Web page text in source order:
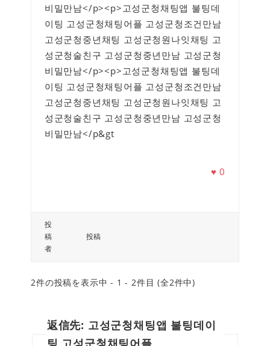
비밀만남</p><p>고성군청채팅앱 불팅데
이팅 고성군청채팅어플 고성군청조건만남
고성군청중년채팅 고성군청원나잇채팅 고
성군청술친구 고성군청중년만남 고성군청
비밀만남</p><p>고성군청채팅앱 불팅데
이팅 고성군청채팅어플 고성군청조건만남
고성군청중년채팅 고성군청원나잇채팅 고
성군청술친구 고성군청중년만남 고성군청
비밀만남</p&gt
♥0
投
稿
者
投稿
2件の投稿を表示中 - 1 - 2件目 (全2件中)
返信先: 고성군청채팅앱 불팅데이
팅 고성군청채팅어플